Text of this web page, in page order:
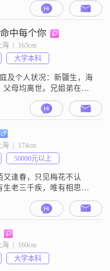
中每个你
|  163cm
大学本科
及个人状况：新疆生，海
父母均离世。兄姐弟在新
两地生活了16年，2017年
琼工作生活。目前在一家
国企海南分公司工作（地
。对内建筑设计管理，对
类评审会议，这两年起每
本行业地方标准或图集。2
己评说没太大意义，各花
。无论世事如何，能坚守
真
|  174cm
50000元以上
又逢春，只见梅花不认
生老三千疾，唯有相思不
|  160cm
大学本科